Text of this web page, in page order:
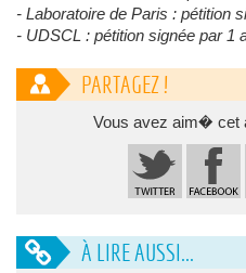
- Laboratoire de Paris : pétition
- UDSCL : pétition signée par 1
PARTAGEZ !
Vous avez aim� cet
À LIRE AUSSI...